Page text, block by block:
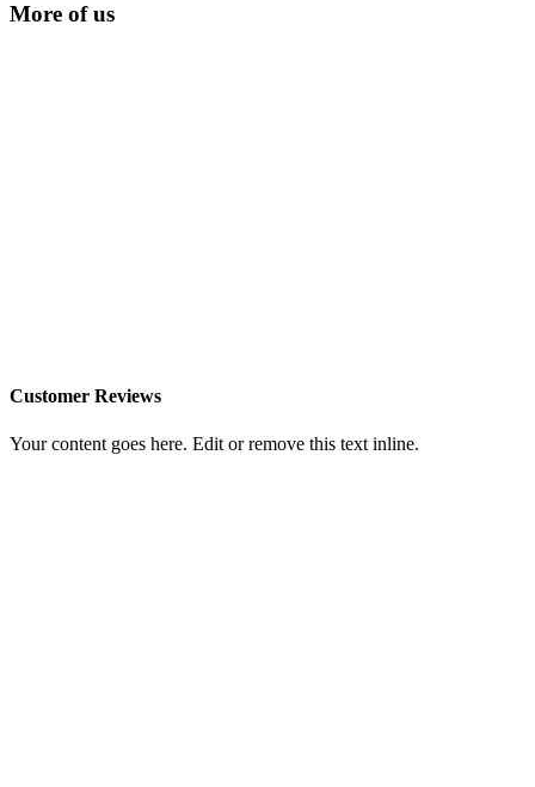
More of us
Customer Reviews
Your content goes here. Edit or remove this text inline.